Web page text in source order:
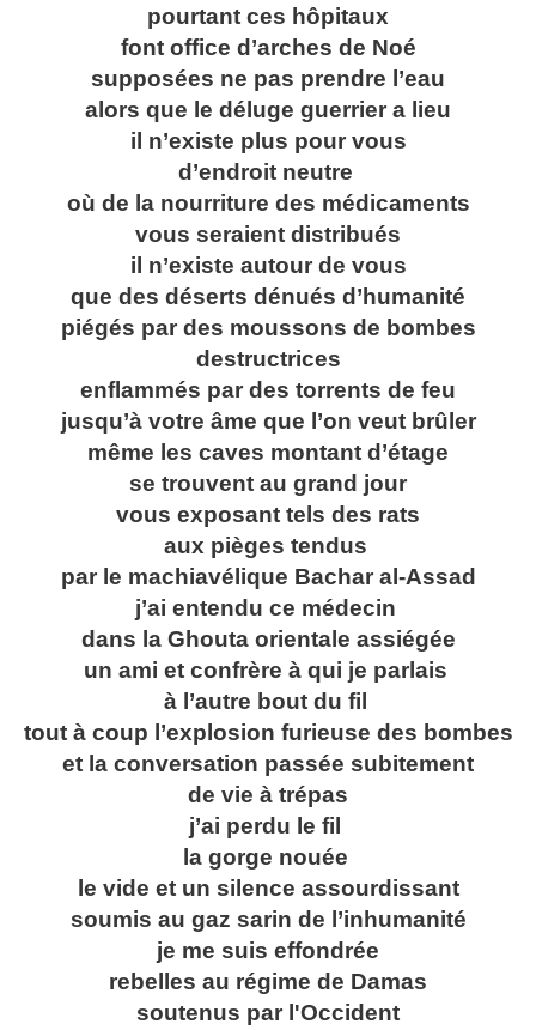
pourtant ces hôpitaux
font office d’arches de Noé
supposées ne pas prendre l’eau
alors que le déluge guerrier a lieu
il n’existe plus pour vous
d’endroit neutre
où de la nourriture des médicaments
vous seraient distribués
il n’existe autour de vous
que des déserts dénués d’humanité
piégés par des moussons de bombes
destructrices
enflammés par des torrents de feu
jusqu’à votre âme que l’on veut brûler
même les caves montant d’étage
se trouvent au grand jour
vous exposant tels des rats
aux pièges tendus
par le machiavélique Bachar al-Assad
j’ai entendu ce médecin
dans la Ghouta orientale assiégée
un ami et confrère à qui je parlais
à l’autre bout du fil
tout à coup l’explosion furieuse des bombes
et la conversation passée subitement
de vie à trépas
j’ai perdu le fil
la gorge nouée
le vide et un silence assourdissant
soumis au gaz sarin de l’inhumanité
je me suis effondrée
rebelles au régime de Damas
soutenus par l'Occident